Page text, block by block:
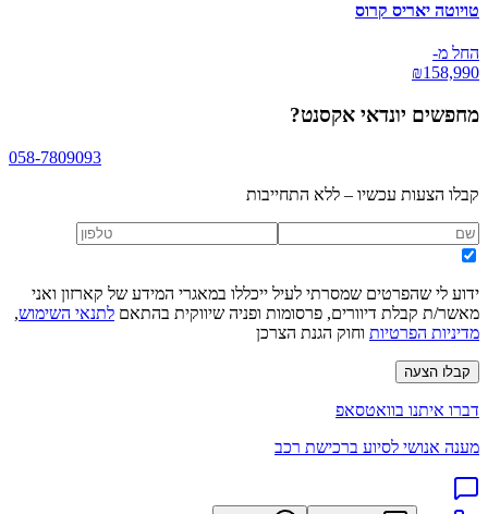
טויוטה יאריס קרוס
החל מ-
₪158,990
מחפשים יונדאי אקסנט?
058-7809093
קבלו הצעות עכשיו – ללא התחייבות
ידוע לי שהפרטים שמסרתי לעיל ייכללו במאגרי המידע של קארזון ואני
מאשר/ת קבלת דיוורים, פרסומות ופניה שיווקית בהתאם לתנאי השימוש,
מדיניות הפרטיות וחוק הגנת הצרכן
קבלו הצעה
דברו איתנו בוואטסאפ
מענה אנושי לסיוע ברכישת רכב